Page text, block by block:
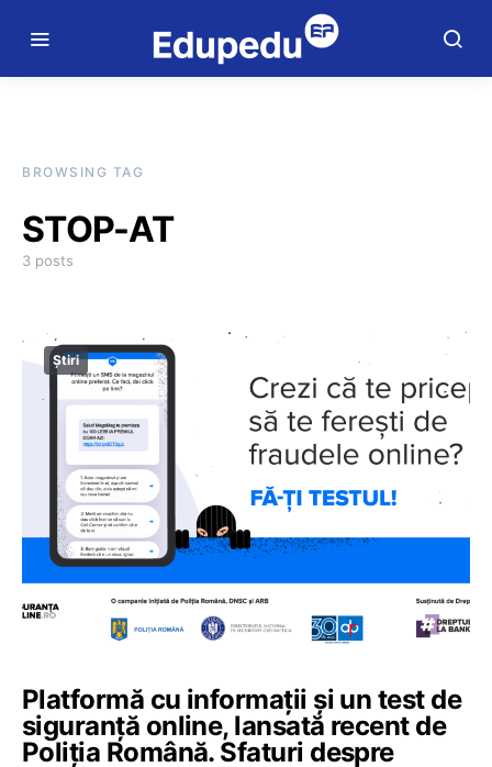
BROWSING TAG
STOP-AT
3 posts
Știri
Platformă cu informații și un test de
siguranță online, lansată recent de
Poliția Română. Sfaturi despre